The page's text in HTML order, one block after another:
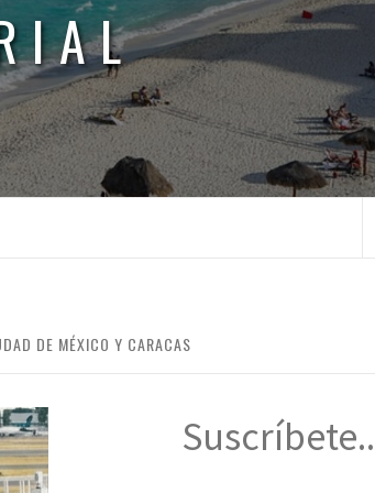
DE MÉXICO Y CARACAS